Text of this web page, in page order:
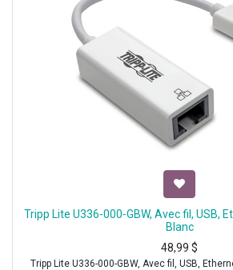
Tripp Lite U336-000-GBW, Avec fil, USB,
Blanc
48,99 $
Tripp Lite U336-000-GBW, Avec fil, USB,